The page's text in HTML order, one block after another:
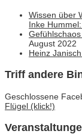
Wissen über
Inke
August 2022
Heinz
Triff andere
Geschlossene
Flügel (klick!)